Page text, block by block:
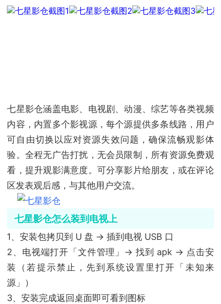
七星影仓涵盖电影、电视剧、动漫、综艺等各类视频
内容，内置多个影视源，每个源提供多条线路，用户
可自由切换以应对资源失效问题，确保流畅观影体
验。全程无广告打扰，无会员限制，所有资源免费观
看，提升观影满意度。可分享影片给朋友，或在评论
区发表观后感，与其他用户交流。
七星影仓怎么装到电视上
1、安装包拷贝到 U 盘 → 插到电视 USB 口
2、电视端打开「文件管理」→ 找到 apk → 点击安
装（若提示禁止，先到系统设置里打开「未知来
源」）
3、安装完成返回桌面即可看到图标